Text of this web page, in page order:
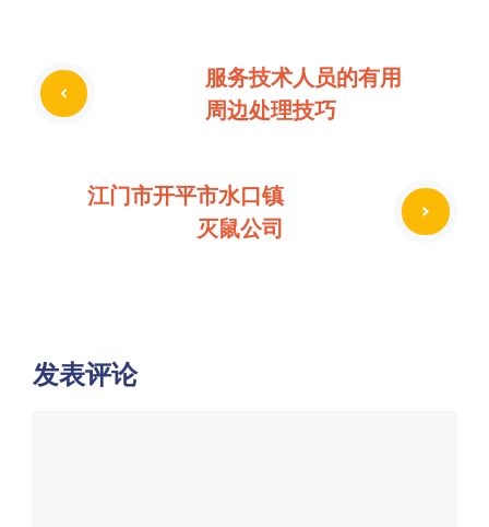
服务技术人员的有用
周边处理技巧
江门市开平市水口镇
灭鼠公司
发表评论